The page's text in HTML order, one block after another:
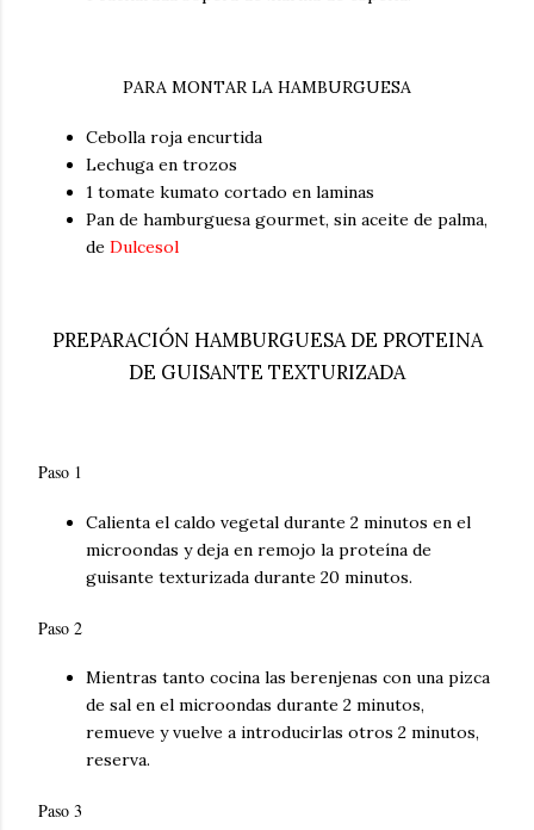
PARA MONTAR LA HAMBURGUESA
Cebolla roja encurtida
Lechuga en trozos
1 tomate kumato cortado en laminas
Pan de hamburguesa gourmet, sin aceite de palma,
de Dulcesol
PREPARACIÓN HAMBURGUESA DE PROTEINA
DE GUISANTE TEXTURIZADA
Paso 1
Calienta el caldo vegetal durante 2 minutos en el
microondas y deja en remojo la proteína de
guisante texturizada durante 20 minutos.
Paso 2
Mientras tanto cocina las berenjenas con una pizca
de sal en el microondas durante 2 minutos,
remueve y vuelve a introducirlas otros 2 minutos,
reserva.
Paso 3